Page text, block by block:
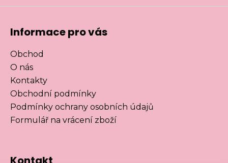
Informace pro vás
Obchod
O nás
Kontakty
Obchodní podmínky
Podmínky ochrany osobních údajů
Formulář na vrácení zboží